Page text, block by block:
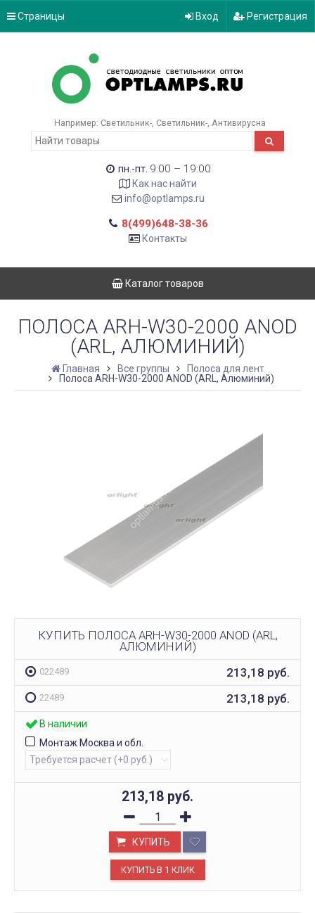
Страницы Вход Регистрация
Например: Светильник- Светильник- Антивирусна
пн.-пт. 9:00 – 19:00
Как нас найти
info@optlamps.ru
8(499)648-38-36
Контакты
Каталог товаров
ПОЛОСА ARH-W30-2000 ANOD
(ARL, АЛЮМИНИЙ)
Главная Все группы
Полоса для лент
Полоса ARH-W30-2000 ANOD (ARL, Алюминий)
КУПИТЬ ПОЛОСА ARH-W30-2000 ANOD (ARL,
АЛЮМИНИЙ)
022489 213,18 руб.
22489 213,18 руб.
В наличии
Монтаж Москва и обл.
213,18 руб.
КУПИТЬ